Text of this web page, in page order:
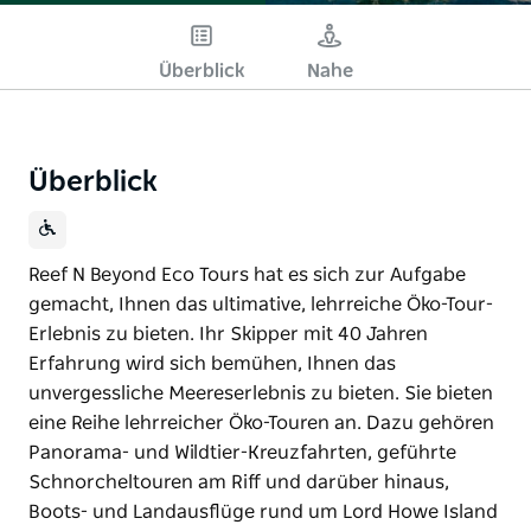
Überblick Nahe
Überblick
Reef N Beyond Eco Tours hat es sich zur Aufgabe
gemacht, Ihnen das ultimative, lehrreiche Öko-Tour-
Erlebnis zu bieten. Ihr Skipper mit 40 Jahren
Erfahrung wird sich bemühen, Ihnen das
unvergessliche Meereserlebnis zu bieten. Sie bieten
eine Reihe lehrreicher Öko-Touren an. Dazu gehören
Panorama- und Wildtier-Kreuzfahrten, geführte
Schnorcheltouren am Riff und darüber hinaus,
Boots- und Landausflüge rund um Lord Howe Island